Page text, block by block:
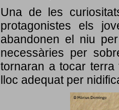
Una de les
protagonistes els
abandonen el niu
necessàries per
tornaran a tocar
lloc adequat per